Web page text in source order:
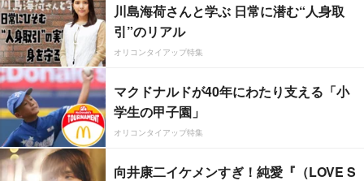
川島海荷さんと学ぶ 日常に潜む“人身取
引”のリアル
オリコンタイアップ特集
マクドナルドが40年にわたり支える「小
学生の甲子園」
オリコンタイアップ特集
向井康二イケメンすぎ！純愛『（LOVE S